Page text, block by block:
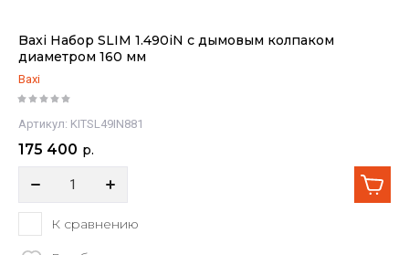
Baxi Набор SLIM 1.490iN с дымовым колпаком
диаметром 160 мм
Baxi
Артикул: KITSL49IN881
175 400 р.
К сравнению